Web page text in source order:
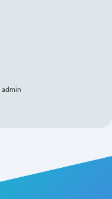
admin